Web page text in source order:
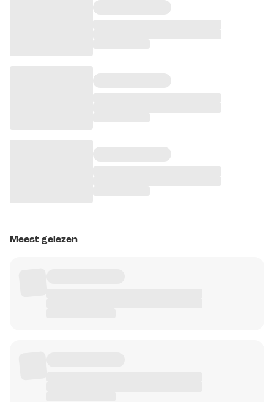
Meest gelezen